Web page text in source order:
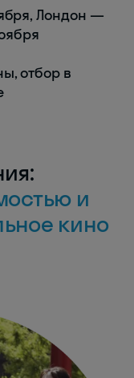
Лондон —
отбор в
и
кино